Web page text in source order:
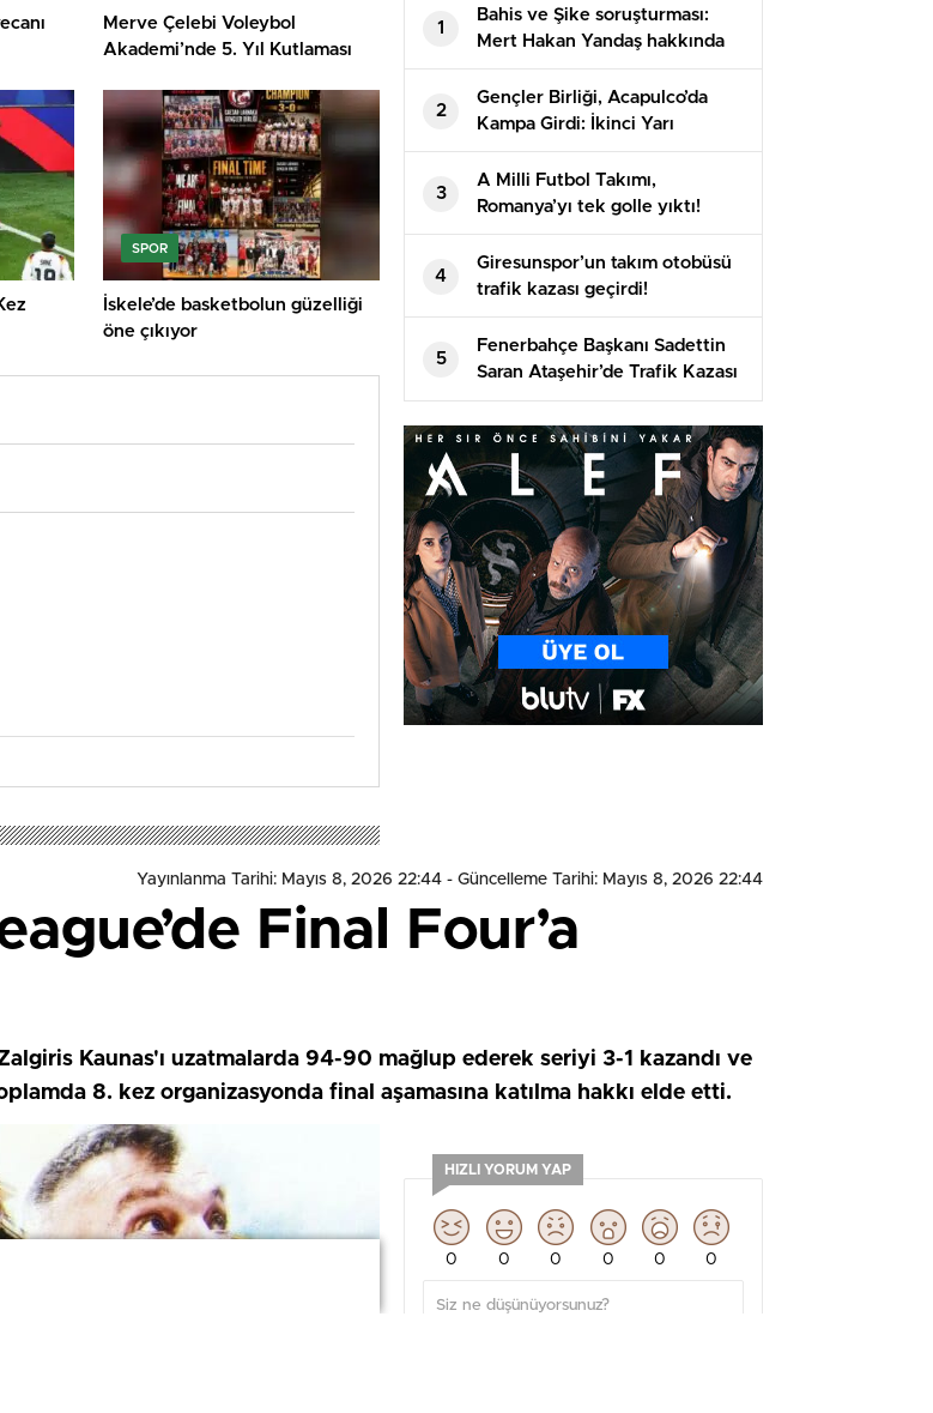
Merve Çelebi Voleybol
Akademi’nde 5. Yıl Kutlaması
SPOR
İskele’de basketbolun güzelliği
öne çıkıyor
1
Bahis ve Şike soruşturması:
Mert Hakan Yandaş hakkında
karar!
2
Gençler Birliği, Acapulco’da
Kampa Girdi: İkinci Yarı
Hazırlıkları Başladı
3
A Milli Futbol Takımı,
Romanya’yı tek golle yıktı!
4
Giresunspor’un takım otobüsü
trafik kazası geçirdi!
5
Fenerbahçe Başkanı Sadettin
Saran Ataşehir’de Trafik Kazası
Geçirdi
Yayınlanma Tarihi: Mayıs 8, 2026 22:44 - Güncelleme Tarihi: Mayıs 8, 2026 22:44
Final Four’a
Kaunas'ı uzatmalarda 94-90 mağlup ederek seriyi 3-1 kazandı ve
8. kez organizasyonda final aşamasına katılma hakkı elde etti.
HIZLI YORUM YAP
0 0 0 0 0 0